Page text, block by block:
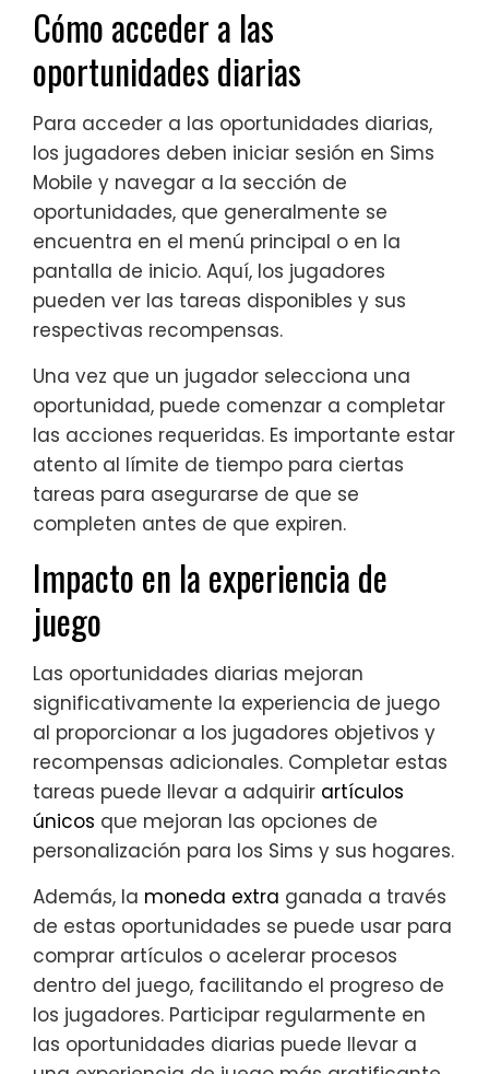
Cómo acceder a las
oportunidades diarias
Para acceder a las oportunidades diarias,
los jugadores deben iniciar sesión en Sims
Mobile y navegar a la sección de
oportunidades, que generalmente se
encuentra en el menú principal o en la
pantalla de inicio. Aquí, los jugadores
pueden ver las tareas disponibles y sus
respectivas recompensas.
Una vez que un jugador selecciona una
oportunidad, puede comenzar a completar
las acciones requeridas. Es importante estar
atento al límite de tiempo para ciertas
tareas para asegurarse de que se
completen antes de que expiren.
Impacto en la experiencia de
juego
Las oportunidades diarias mejoran
significativamente la experiencia de juego
al proporcionar a los jugadores objetivos y
recompensas adicionales. Completar estas
tareas puede llevar a adquirir artículos
únicos que mejoran las opciones de
personalización para los Sims y sus hogares.
Además, la moneda extra ganada a través
de estas oportunidades se puede usar para
comprar artículos o acelerar procesos
dentro del juego, facilitando el progreso de
los jugadores. Participar regularmente en
las oportunidades diarias puede llevar a